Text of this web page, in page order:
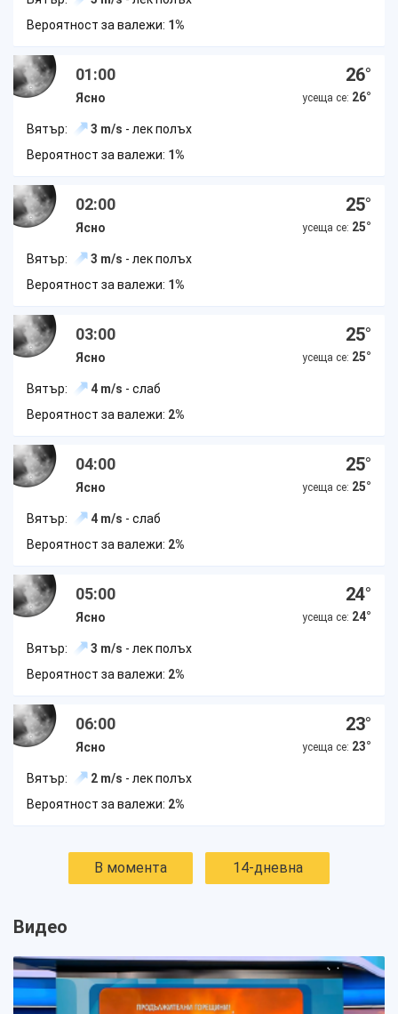
Вероятност за валежи: 1%
01:00
Ясно
26°
усеща се: 26°
Вятър: 3 m/s - лек полъх
Вероятност за валежи: 1%
02:00
Ясно
25°
усеща се: 25°
Вятър: 3 m/s - лек полъх
Вероятност за валежи: 1%
03:00
Ясно
25°
усеща се: 25°
Вятър: 4 m/s - слаб
Вероятност за валежи: 2%
04:00
Ясно
25°
усеща се: 25°
Вятър: 4 m/s - слаб
Вероятност за валежи: 2%
05:00
Ясно
24°
усеща се: 24°
Вятър: 3 m/s - лек полъх
Вероятност за валежи: 2%
06:00
Ясно
23°
усеща се: 23°
Вятър: 2 m/s - лек полъх
Вероятност за валежи: 2%
В момента 14-дневна
Видео